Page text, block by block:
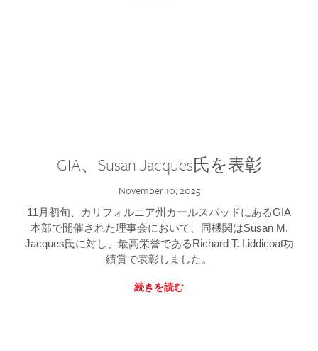
GIA、Susan Jacques氏を表彰
November 10, 2025
11月初旬、カリフォルニア州カールスバッドにあるGIA
本部で開催された理事会において、同機関はSusan M.
Jacques氏に対し、最高栄誉であるRichard T. Liddicoat功
績賞で表彰しました。
続きを読む